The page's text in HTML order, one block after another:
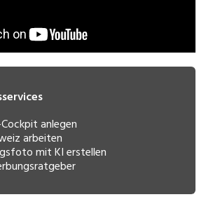
anlegen
arbeiten
mit KI erstellen